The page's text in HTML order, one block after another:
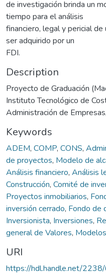
de investigación brinda un
tiempo para el análisis
financiero, legal y pericial
ser adquirido por un
FDI.
Description
Proyecto de Graduación
Instituto Tecnológico de
Administración de
Keywords
ADEM, COMP, CONS,
de proyectos, Modelo de
Análisis financiero, Análisis
Construcción, Comité de
Proyectos inmobiliarios,
inversión cerrado, Fondo de
Inversionista, Inversiones,
general de Valores, Modelos
URI
https://hdl.handle.net/